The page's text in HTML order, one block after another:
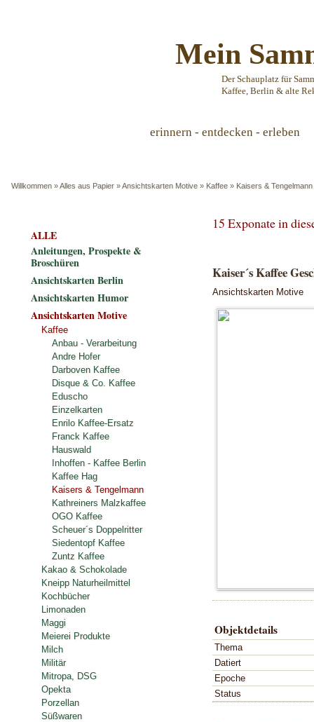
Mein
Der Schauplatz für
Kaffee, Berlin & alte
erinnern - entdecken - erleben
Willkommen »Alles aus Papier »Ansichtskarten Motive » Kaffee » Kaisers & Tengelmann
15 Exponate in
Kaiser´s Kaffee
Ansichtskarten Motive
Objektdetails
Thema
Datiert
Epoche
Status
ALLE
Anleitungen, Prospekte &
Broschüren
Ansichtskarten Berlin
Ansichtskarten Humor
Ansichtskarten Motive
Kaffee
Anbau - Verarbeitung
Andre Hofer
Darboven Kaffee
Disque & Co. Kaffee
Eduscho
Einzelkarten
Enrilo Kaffee-Ersatz
Franck Kaffee
Hauswald
Inhoffen - Kaffee Berlin
Kaffee Hag
Kaisers & Tengelmann
Kathreiners Malzkaffee
OGO Kaffee
Scheuer´s Doppelritter
Siedentopf Kaffee
Zuntz Kaffee
Kakao & Schokolade
Kneipp Naturheilmittel
Kochbücher
Limonaden
Maggi
Meierei Produkte
Milch
Militär
Mitropa, DSG
Opekta
Porzellan
Süßwaren